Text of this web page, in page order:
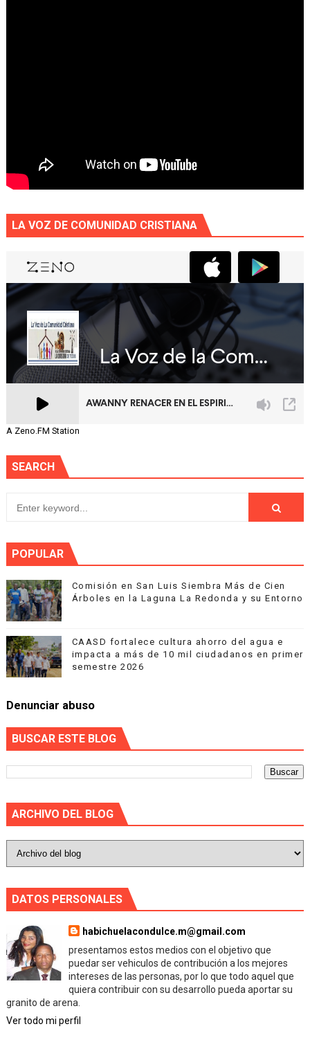
LA VOZ DE COMUNIDAD CRISTIANA
A Zeno.FM Station
SEARCH
POPULAR
Comisión en San Luis Siembra Más de Cien
Árboles en la Laguna La Redonda y su Entorno
CAASD fortalece cultura ahorro del agua e
impacta a más de 10 mil ciudadanos en primer
semestre 2026
Denunciar abuso
BUSCAR ESTE BLOG
ARCHIVO DEL BLOG
DATOS PERSONALES
habichuelacondulce.m@gmail.com
presentamos estos medios con el objetivo que
puedar ser vehiculos de contribución a los mejores
intereses de las personas, por lo que todo aquel que
quiera contribuir con su desarrollo pueda aportar su
granito de arena.
Ver todo mi perfil